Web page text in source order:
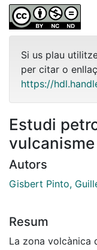
Si us plau
per citar o
https://
Estudi
Autors
Gisbert Pinto,
Resum
La zona volcànica